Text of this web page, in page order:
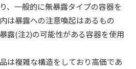
、一般的に無暴露タイプの容器を
は暴露への注意喚起はあるもの
露(注2)の可能性がある容器を使用
は複雑な構造をしており高価であ